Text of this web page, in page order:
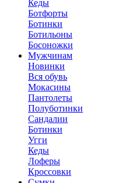
Кеды
Ботфорты
Ботинки
Ботильоны
Босоножки
Мужчинам
Новинки
Вся обувь
Мокасины
Пантолеты
Полуботинки
Сандалии
Ботинки
Угги
Кеды
Лоферы
Кроссовки